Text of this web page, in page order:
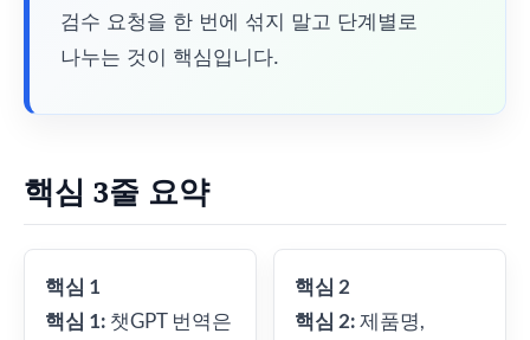
검수 요청을 한 번에 섞지 말고 단계별로
나누는 것이 핵심입니다.
핵심 3줄 요약
핵심 1
핵심 1: 챗GPT 번역은
핵심 2
핵심 2:제품명,